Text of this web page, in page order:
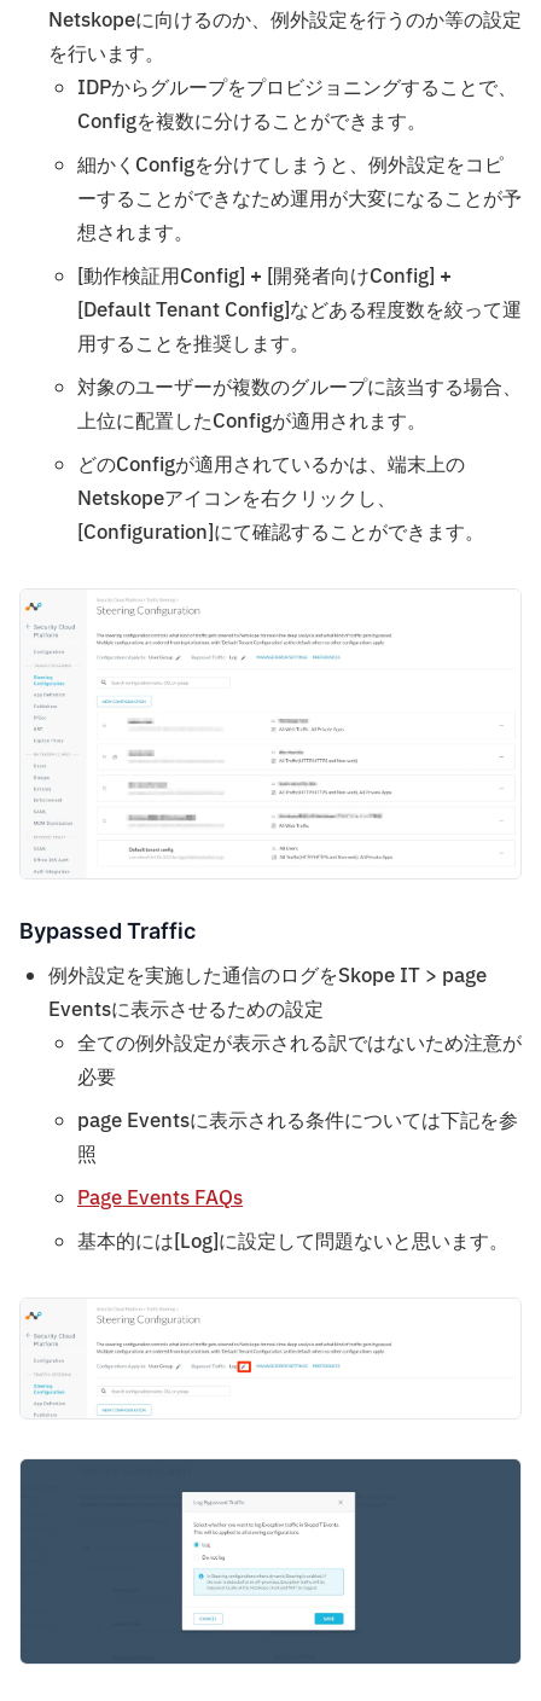
Netskopeに向けるのか、例外設定を行うのか等の設定
を行います。
IDPからグループをプロビジョニングすることで、
Configを複数に分けることができます。
細かくConfigを分けてしまうと、例外設定をコピ
ーすることができなため運用が大変になることが予
想されます。
[動作検証用Config] + [開発者向けConfig] +
[Default Tenant Config]などある程度数を絞って運
用することを推奨します。
対象のユーザーが複数のグループに該当する場合、
上位に配置したConfigが適用されます。
どのConfigが適用されているかは、端末上の
Netskopeアイコンを右クリックし、
[Configuration]にて確認することができます。
Bypassed Traffic
例外設定を実施した通信のログをSkope IT > page
Eventsに表示させるための設定
全ての例外設定が表示される訳ではないため注意が
必要
page Eventsに表示される条件については下記を参
照
Page Events FAQs
基本的には[Log]に設定して問題ないと思います。